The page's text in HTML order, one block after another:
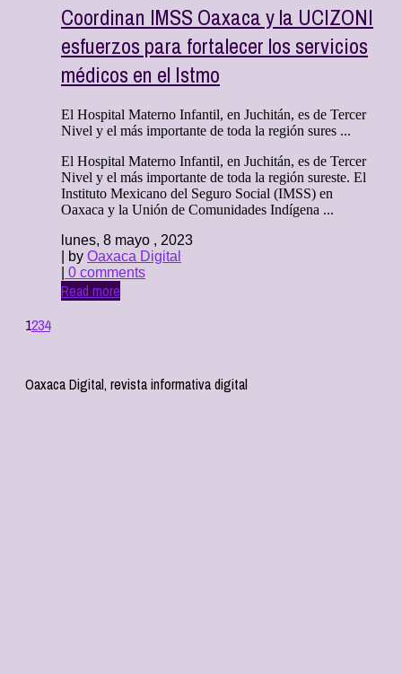
Coordinan IMSS Oaxaca y la UCIZONI
esfuerzos para fortalecer los servicios
médicos en el Istmo
El Hospital Materno Infantil, en Juchitán, es de Tercer
Nivel y el más importante de toda la región sures ...
El Hospital Materno Infantil, en Juchitán, es de Tercer
Nivel y el más importante de toda la región sureste. El
Instituto Mexicano del Seguro Social (IMSS) en
Oaxaca y la Unión de Comunidades Indígena ...
lunes, 8 mayo , 2023
| by Oaxaca Digital
0 comments
Read more
1234
Oaxaca Digital, revista informativa digital